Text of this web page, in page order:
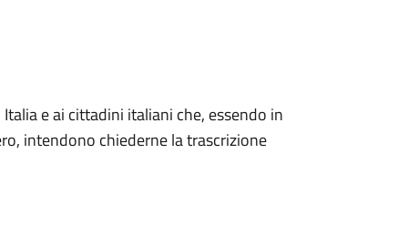
e ai cittadini italiani che, essendo in
intendono chiederne la trascrizione